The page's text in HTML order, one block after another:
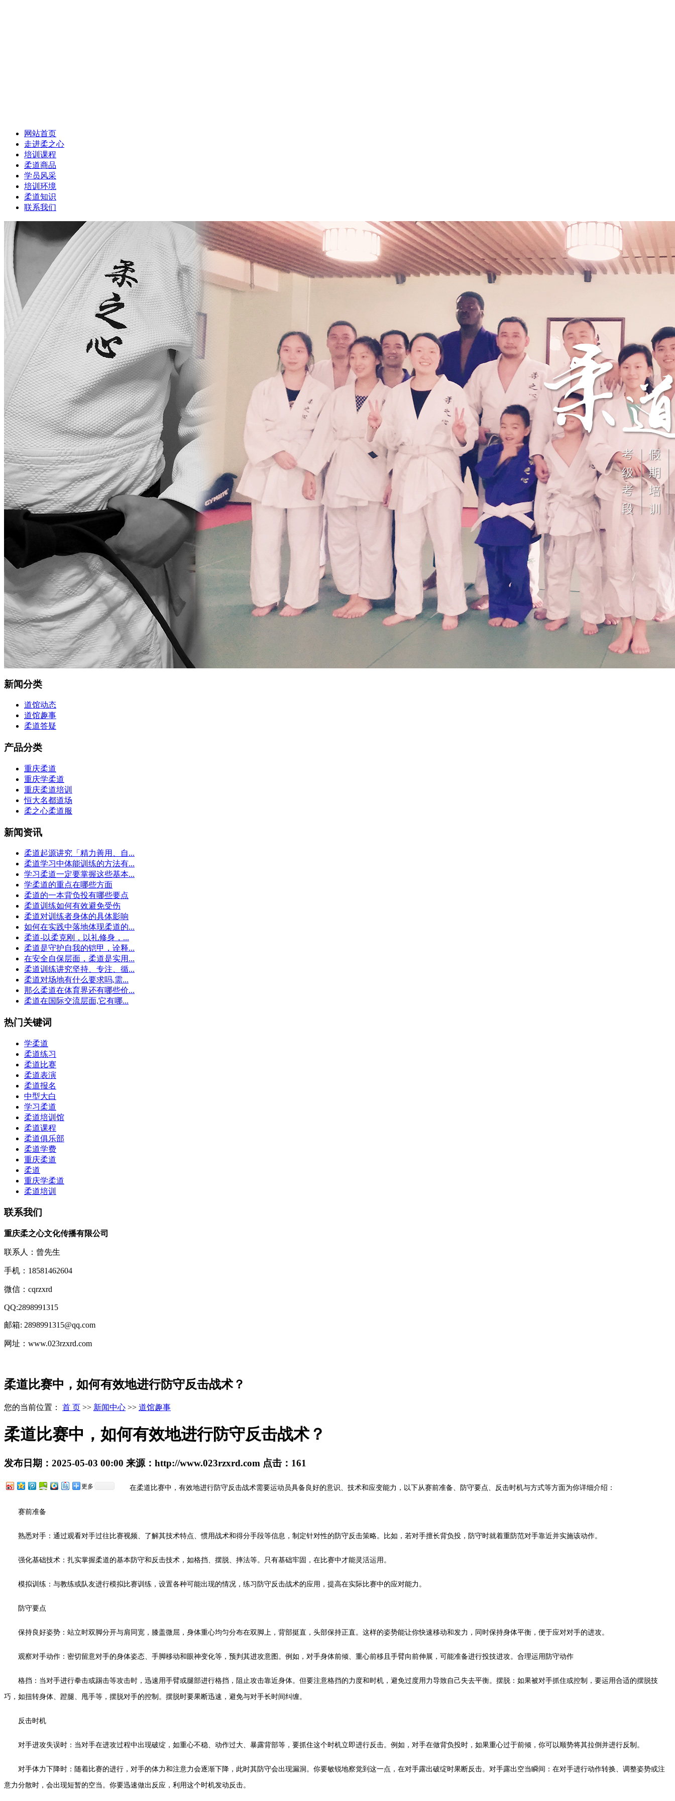
网站首页
走进柔之心
培训课程
柔道商品
学员风采
培训环境
柔道知识
联系我们
新闻分类
道馆动态
道馆趣事
柔道答疑
产品分类
重庆柔道
重庆学柔道
重庆柔道培训
恒大名都道场
柔之心柔道服
新闻资讯
柔道起源讲究「精力善用、自...
柔道学习中体能训练的方法有...
学习柔道一定要掌握这些基本...
学柔道的重点在哪些方面
柔道的一本背负投有哪些要点
柔道训练如何有效避免受伤
柔道对训练者身体的具体影响
如何在实践中落地体现柔道的...
柔道-以柔克刚，以礼修身，...
柔道是守护自我的铠甲，诠释...
在安全自保层面，柔道是实用...
柔道训练讲究坚持、专注、循...
柔道对场地有什么要求吗,需...
那么柔道在体育界还有哪些价...
柔道在国际交流层面,它有哪...
热门关键词
学柔道
柔道练习
柔道比赛
柔道表演
柔道报名
中型大白
学习柔道
柔道培训馆
柔道课程
柔道俱乐部
柔道学费
重庆柔道
柔道
重庆学柔道
柔道培训
联系我们
重庆柔之心文化传播有限公司
联系人：曾先生
手机：18581462604
微信：cqrzxrd
QQ:2898991315
邮箱: 2898991315@qq.com
网址：www.023rzxrd.com
柔道比赛中，如何有效地进行防守反击战术？
您的当前位置： 首 页 >> 新闻中心 >> 道馆趣事
柔道比赛中，如何有效地进行防守反击战术？
发布日期： 2025-05-03 00:00 来源： http://www.023rzxrd.com 点击： 161
更多 在柔道比赛中，有效地进行防守反击战术需要运动员具备良好的意识、技术和应变能力，以下从赛前准备、防守要点、反击时机与方式等方面为你详细介绍：
赛前准备
熟悉对手：通过观看对手过往比赛视频、了解其技术特点、惯用战术和得分手段等信息，制定针对性的防守反击策略。比如，若对手擅长背负投，防守时就着重防范对手靠近并实施该动作。
强化基础技术：扎实掌握柔道的基本防守和反击技术，如格挡、摆脱、摔法等。只有基础牢固，在比赛中才能灵活运用。
模拟训练：与教练或队友进行模拟比赛训练，设置各种可能出现的情况，练习防守反击战术的应用，提高在实际比赛中的应对能力。
防守要点
保持良好姿势：站立时双脚分开与肩同宽，膝盖微屈，身体重心均匀分布在双脚上，背部挺直，头部保持正直。这样的姿势能让你快速移动和发力，同时保持身体平衡，便于应对对手的进攻。
观察对手动作：密切留意对手的身体姿态、手脚移动和眼神变化等，预判其进攻意图。例如，对手身体前倾、重心前移且手臂向前伸展，可能准备进行投技进攻。合理运用防守动作
格挡：当对手进行拳击或踢击等攻击时，迅速用手臂或腿部进行格挡，阻止攻击靠近身体。但要注意格挡的力度和时机，避免过度用力导致自己失去平衡。摆脱：如果被对手抓住或控制，要运用合适的摆脱技
巧，如扭转身体、蹬腿、甩手等，摆脱对手的控制。摆脱时要果断迅速，避免与对手长时间纠缠。
反击时机
对手进攻失误时：当对手在进攻过程中出现破绽，如重心不稳、动作过大、暴露背部等，要抓住这个时机立即进行反击。例如，对手在做背负投时，如果重心过于前倾，你可以顺势将其拉倒并进行反制。
对手体力下降时：随着比赛的进行，对手的体力和注意力会逐渐下降，此时其防守会出现漏洞。你要敏锐地察觉到这一点，在对手露出破绽时果断反击。对手露出空当瞬间：在对手进行动作转换、调整姿势或注
意力分散时，会出现短暂的空当。你要迅速做出反应，利用这个时机发动反击。